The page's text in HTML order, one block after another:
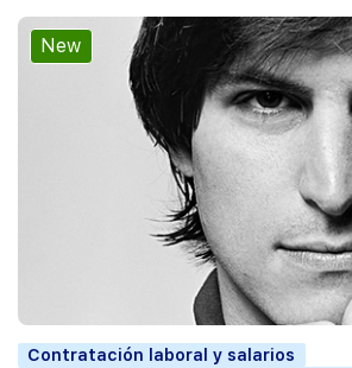
New
Contratación laboral y salarios